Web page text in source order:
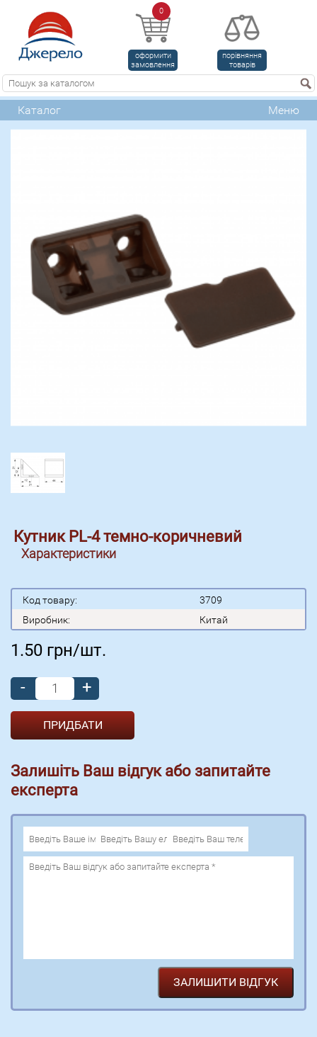
0
оформити
замовлення
порівняння
товарів
Каталог Меню
Кутник PL-4 темно-коричневий
Характеристики
Код товару:
3709
Виробник:
Китай
1.50 грн/шт.
-
+
Залишіть Ваш відгук або запитайте
експерта